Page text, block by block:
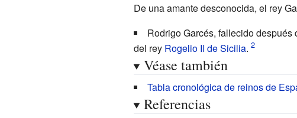
De una amante desconocida, el rey
Rodrigo Garcés, fallecido después
del rey Rogelio II de Sicilia.
Véase también
Tabla cronológica de reinos de
Referencias